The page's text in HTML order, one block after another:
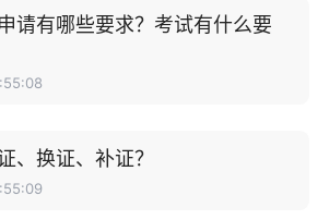
请有哪些要求？考试有什么要
、换证、补证？